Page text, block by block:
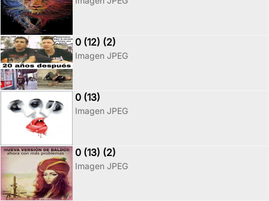
0 (12) (2)
Imagen JPEG
0 (13)
Imagen JPEG
0 (13) (2)
Imagen JPEG